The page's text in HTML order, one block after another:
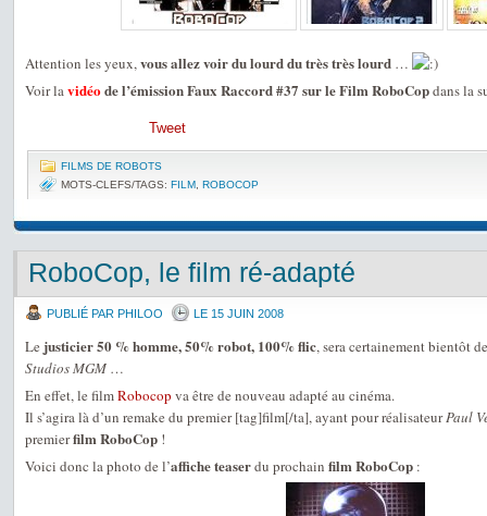
Attention les yeux,vous allez voir du lourd du très très lourd …
Voir lavidéode l’émission Faux Raccord #37 sur le Film RoboCopdans la
Tweet
FILMS DE ROBOTS
MOTS-CLEFS/TAGS: FILM ROBOCOP
RoboCop, le film ré-adapté
PUBLIÉ PAR PHILOO LE 15 JUIN 2008
Le justicier 50 % homme, 50% robot, 100% flic, sera certainement bientôt
Studios MGM …
En effet, le filmRobocop va être de nouveau adapté au cinéma.
Il s’agira là d’un remake du premier [tag]film[/ta], ayant pour réalisateurPaul
premierfilm RoboCop !
Voici donc la photo de l’affiche teaserdu prochain film RoboCop :